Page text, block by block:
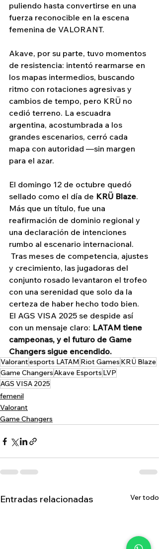
puliendo hasta convertirse en una
fuerza reconocible en la escena
femenina de VALORANT.
Akave, por su parte, tuvo momentos
de resistencia: intentó rearmarse en
los mapas intermedios, buscando
ritmo con rotaciones agresivas y
cambios de tempo, pero KRÜ no
cedió terreno. La escuadra
argentina, acostumbrada a los
grandes escenarios, cerró cada
mapa con autoridad —sin margen
para el azar.
El domingo 12 de octubre quedó
sellado como el día de KRÜ Blaze.
Más que un título, fue una
reafirmación de dominio regional y
una declaración de intenciones
rumbo al escenario internacional.
y crecimiento, las jugadoras del
conjunto rosado levantaron el trofeo
con una serenidad que solo da la
certeza de haber hecho todo bien.
El AGS VISA 2025 se despide así
con un mensaje claro: LATAM tiene
campeonas, y el futuro de Game
Changers sigue encendido.
Valorantesports LATAM Riot Games KRÜ Blaze
Game ChangersAkave Esports LVP
AGS VISA 2025
femenil
Valorant
Game Changers
Entradas relacionadas Ver todo